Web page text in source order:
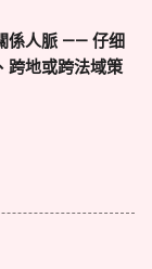
係人脈 —— 仔细
跨地或跨法域策